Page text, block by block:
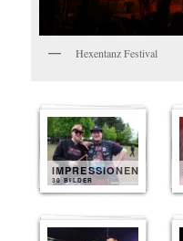
Hexentanz Festival
IMPRESSIONEN
30 BILDER